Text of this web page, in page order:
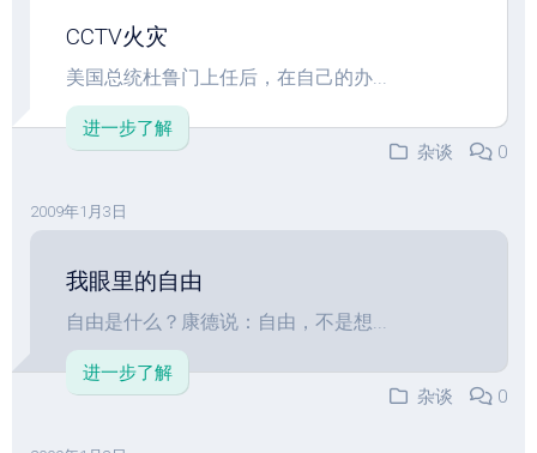
CCTV火灾
美国总统杜鲁门上任后，在自己的办...
进一步了解
杂谈
0
2009年1月3日
我眼里的自由
自由是什么？康德说：自由，不是想...
进一步了解
杂谈
0